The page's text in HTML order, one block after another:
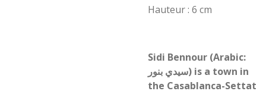
Hauteur : 6 cm
Sidi Bennour (Arabic:
سيدي بنور) is a town in
the Casablanca-Settat